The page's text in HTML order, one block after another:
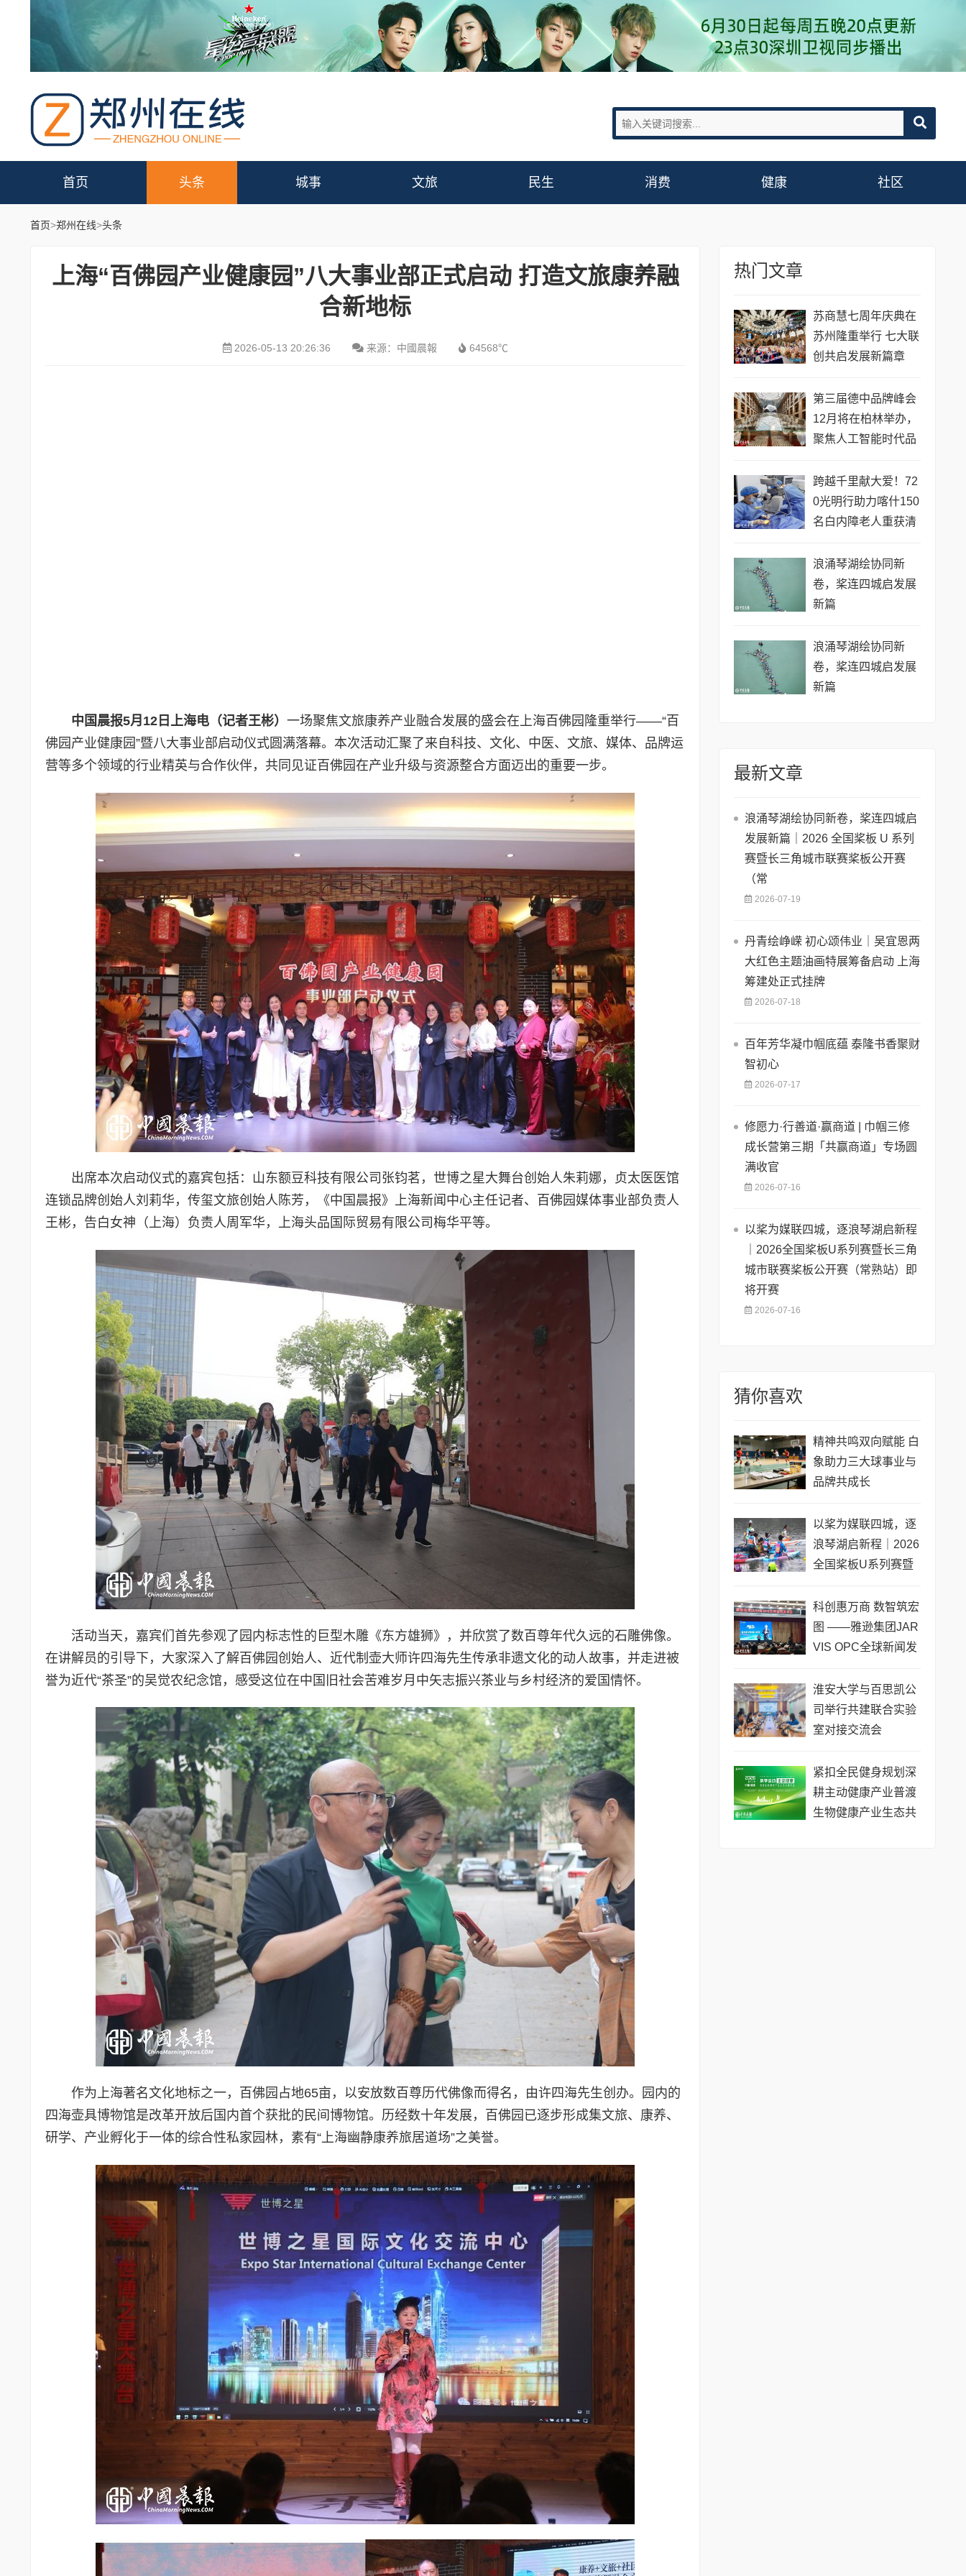
首页 头条 城事 文旅 民生 消费 健康 社区
首页>郑州在线>头条
上海“百佛园产业健康园”八大事业部正式启动 打造文旅康养融
合新地标
2026-05-13 20:26:36 来源：中國晨報 64568℃
中国晨报5月12日上海电（记者王彬） 一场聚焦文旅康养产业融合发展的盛会在上海百佛园隆重举行——“百
佛园产业健康园”暨八大事业部启动仪式圆满落幕。本次活动汇聚了来自科技、文化、中医、文旅、媒体、品牌运
营等多个领域的行业精英与合作伙伴，共同见证百佛园在产业升级与资源整合方面迈出的重要一步。
出席本次启动仪式的嘉宾包括：山东额豆科技有限公司张钧茗，世博之星大舞台创始人朱莉娜，贞太医医馆
连锁品牌创始人刘莉华，传玺文旅创始人陈芳，《中国晨报》上海新闻中心主任记者、百佛园媒体事业部负责人
王彬，告白女神（上海）负责人周军华，上海头品国际贸易有限公司梅华平等。
活动当天，嘉宾们首先参观了园内标志性的巨型木雕《东方雄狮》，并欣赏了数百尊年代久远的石雕佛像。
在讲解员的引导下，大家深入了解百佛园创始人、近代制壶大师许四海先生传承非遗文化的动人故事，并走进被
誉为近代“茶圣”的吴觉农纪念馆，感受这位在中国旧社会苦难岁月中矢志振兴茶业与乡村经济的爱国情怀。
作为上海著名文化地标之一，百佛园占地65亩，以安放数百尊历代佛像而得名，由许四海先生创办。园内的
四海壶具博物馆是改革开放后国内首个获批的民间博物馆。历经数十年发展，百佛园已逐步形成集文旅、康养、
研学、产业孵化于一体的综合性私家园林，素有“上海幽静康养旅居道场”之美誉。
热门文章
苏商慧七周年庆典在
苏州隆重举行 七大联
创共启发展新篇章
第三届德中品牌峰会
12月将在柏林举办，
聚焦人工智能时代品
跨越千里献大爱！72
0光明行助力喀什150
名白内障老人重获清
浪涌琴湖绘协同新
卷，桨连四城启发展
新篇
浪涌琴湖绘协同新
卷，桨连四城启发展
新篇
最新文章
浪涌琴湖绘协同新卷，桨连四城启
发展新篇｜2026 全国桨板 U 系列
赛暨长三角城市联赛桨板公开赛
（常
2026-07-19
丹青绘峥嵘 初心颂伟业｜吴宜恩两
大红色主题油画特展筹备启动 上海
筹建处正式挂牌
2026-07-18
百年芳华凝巾帼底蕴 泰隆书香聚财
智初心
2026-07-17
修愿力·行善道·赢商道 | 巾帼三修
成长营第三期「共赢商道」专场圆
满收官
2026-07-16
以桨为媒联四城，逐浪琴湖启新程
｜2026全国桨板U系列赛暨长三角
城市联赛桨板公开赛（常熟站）即
将开赛
2026-07-16
猜你喜欢
精神共鸣双向赋能 白
象助力三大球事业与
品牌共成长
以桨为媒联四城，逐
浪琴湖启新程｜2026
全国桨板U系列赛暨
公开赛（常熟站）即
将热力
科创惠万商 数智筑宏
图 ——雅逊集团JAR
VIS OPC全球新闻发
淮安大学与百思凯公
司举行共建联合实验
室对接交流会
​紧扣全民健身规划深
耕主动健康产业普渡
生物健康产业生态共